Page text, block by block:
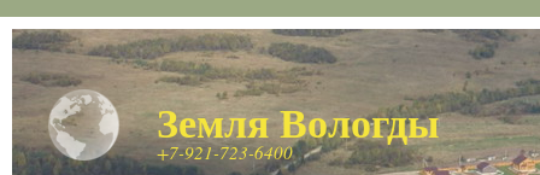
Перейти к основному содержанию
Земля Вологды
+7-921-723-6400